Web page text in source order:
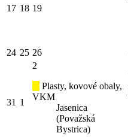
17 18 19
24 25 26
31 1
2
Plasty, kovové obaly,
VKM
Jasenica
(Považská
Bystrica)